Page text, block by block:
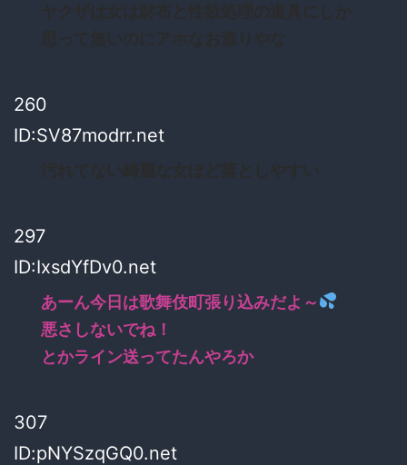
260
ID:SV87modrr.net
297
ID:IxsdYfDv0.net
あーん今日は歌舞伎町張り込みだよ～
悪さしないでね！
とかライン送ってたんやろか
307
ID:pNYSzqGQ0.net